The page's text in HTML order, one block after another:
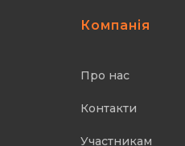
Компанія
Про нас
Контакти
Участникам